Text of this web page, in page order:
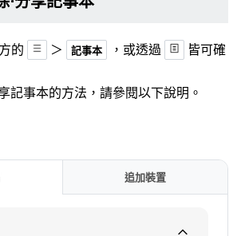
的 ＞ 記事本 ，或透過
皆可確
記事本的方法，請參閱以下說明。
追加裝置